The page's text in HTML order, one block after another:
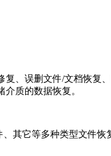
、误删文件/文档恢复
质的数据恢复。
其它等多种类型文件恢